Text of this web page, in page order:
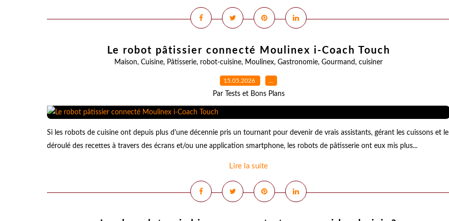
Le robot pâtissier connecté Moulinex i-Coach Touch
Maison, Cuisine, Pâtisserie, robot-cuisine, Moulinex, Gastronomie, Gourmand, cuisiner
15.05.2026 …
Par Tests et Bons Plans
Si les robots de cuisine ont depuis plus d'une décennie pris un tournant pour devenir de vrais assistants, gérant les cuissons et le
déroulé des recettes à travers des écrans et/ou une application smartphone, les robots de pâtisserie ont eux mis plus...
Lire la suite